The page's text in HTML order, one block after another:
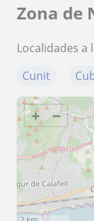
Zona de
Localidades a
Cunit
+ −